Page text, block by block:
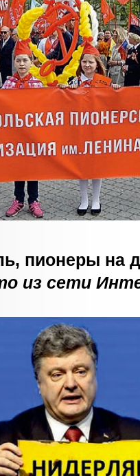
пионеры на
из сети